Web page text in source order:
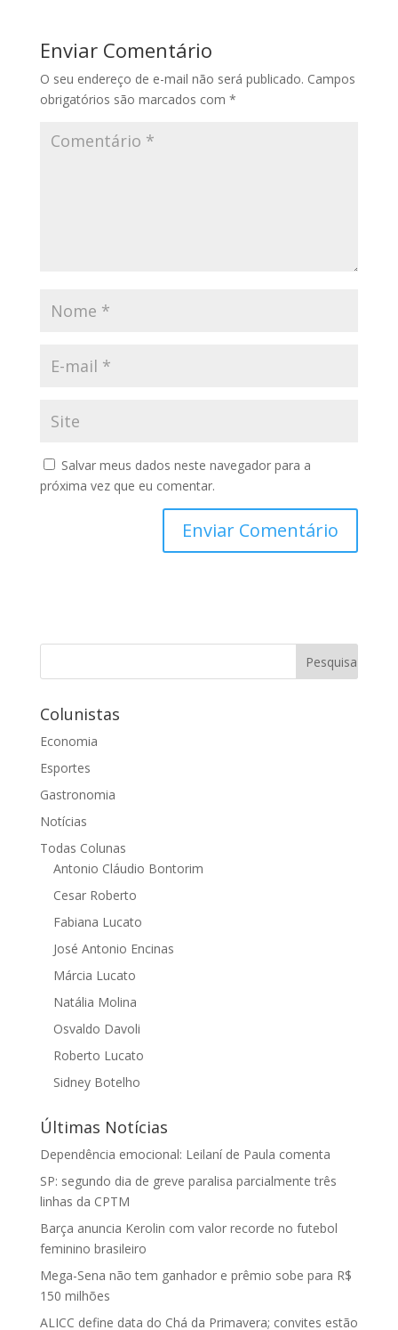
Enviar Comentário
O seu endereço de e-mail não será publicado. Campos
obrigatórios são marcados com *
Salvar meus dados neste navegador para a
próxima vez que eu comentar.
Colunistas
Economia
Esportes
Gastronomia
Notícias
Todas Colunas
Antonio Cláudio Bontorim
Cesar Roberto
Fabiana Lucato
José Antonio Encinas
Márcia Lucato
Natália Molina
Osvaldo Davoli
Roberto Lucato
Sidney Botelho
Últimas Notícias
Dependência emocional: Leilaní de Paula comenta
SP: segundo dia de greve paralisa parcialmente três
linhas da CPTM
Barça anuncia Kerolin com valor recorde no futebol
feminino brasileiro
Mega-Sena não tem ganhador e prêmio sobe para R$
150 milhões
ALICC define data do Chá da Primavera; convites estão